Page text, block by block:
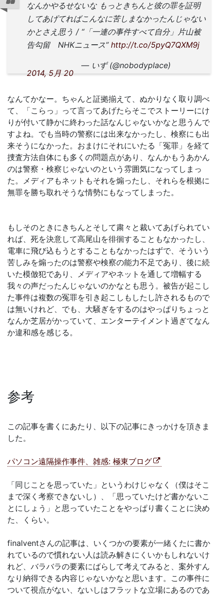
なんかやるせないな もっときちんと彼の罪を証明
してあげてればこんなに苦しまなかったんじゃない
かとさえ思う / “「一連の事件すべて自分」片山被
告勾留 NHKニュース” http://t.co/5pyQ7QXM9j
— いず (@nobodyplace)
2014, 5月 20
なんてかなー。ちゃんと証拠揃えて、ぬかりなく取り調べ
て、「こらっ」って言ってあげたらそこでストーリーにけ
りが付いて静かに終わった話なんじゃないかなと思うんで
すよね。でも当時の警察には出来なかったし、検察にも出
来そうになかった。おまけにそれにいたる「冤罪」を経て
捜査方法自体にも多くの問題点があり、なんかもうあかん
のは警察・検察じゃないのという雰囲気になってしまっ
た。メディアもネットもそれを煽ったし、それらを根拠に
無罪を勝ち取れそうな情勢にもなってしまった。
もしそのときにきちんとそして粛々と裁いてあげられてい
れば、死を決意して高尾山を徘徊することもなかったし、
電車に飛び込もうとすることもなかったはずで、そういう
苦しみを煽ったのは警察や検察の能力不足であり、後に続
いた模倣犯であり、メディアやネットを通して増幅する
我々の声だったんじゃないのかなとも思う。被告が起こし
た事件は複数の冤罪を引き起こしもしたし許されるもので
は無いけれど、でも、大騒ぎをするのはやっぱりちょっと
なんか芝居がかっていて、エンターテイメント過ぎてなん
か違和感を感じる。
参考
この記事を書くにあたり、以下の記事にきっかけを頂きま
した。
パソコン遠隔操作事件、雑感: 極東ブログ
「同じことを思っていた」というわけじゃなく（僕はそこ
まで深く考察できないし）、「思っていたけど書かないこ
とにしょう」と思っていたことをやっぱり書くことに決め
た、くらい。
finalventさんの記事は、いくつかの要素が一緒くたに書か
れているので慣れない人は読み解きにくいかもしれないけ
れど、バラバラの要素にばらして考えてみると、案外すん
なり納得できる内容じゃないかなと思います。この事件に
ついて視点がない、ないしはフラットな立場にあるのであ